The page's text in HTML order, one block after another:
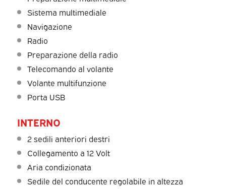
Sistema multimediale
Navigazione
Radio
Preparazione della radio
Telecomando al volante
Volante multifunzione
Porta USB
INTERNO
2 sedili anteriori destri
Collegamento a 12 Volt
Aria condizionata
Sedile del conducente regolabile in altezza